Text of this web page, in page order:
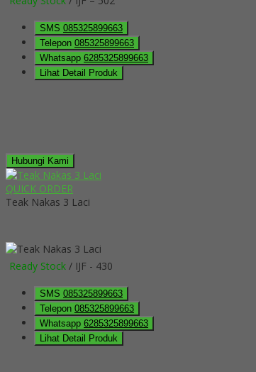
SMS 085325899663
Telepon 085325899663
Whatsapp 6285325899663
Lihat Detail Produk
Hubungi Kami
QUICK ORDER
Teak Nakas 3 Laci
Ready Stock / IJF - 430
SMS 085325899663
Telepon 085325899663
Whatsapp 6285325899663
Lihat Detail Produk